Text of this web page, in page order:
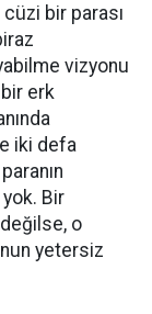
cüzi bir parası
vizyonu
bir erk
iki defa
Bir
değilse, o
yetersiz